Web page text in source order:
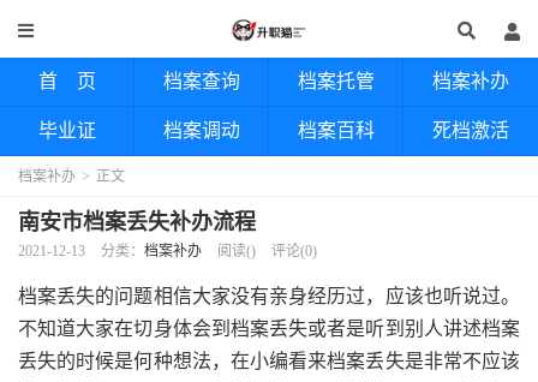
首 页 档案查询 档案托管 档案补办
毕业证 档案调动 档案百科 死档激活
档案补办 > 正文
南安市档案丢失补办流程
2021-12-13 分类： 档案补办 阅读() 评论(0)
档案丢失的问题相信大家没有亲身经历过，应该也听说过。
不知道大家在切身体会到档案丢失或者是听到别人讲述档案
丢失的时候是何种想法，在小编看来档案丢失是非常不应该